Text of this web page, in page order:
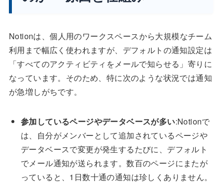
Notionは、個人用のワークスペースから大規模なチーム
利用まで幅広く使われますが、デフォルトの通知設定は
「すべてのアクティビティをメールで知らせる」寄りに
なっています。そのため、特に次のような状況では通知
が急増しがちです。
参加しているページやデータベースが多い:Notionで
は、自分がメンバーとして追加されているページや
データベースで変更が発生するたびに、デフォルト
でメール通知が送られます。数百のページにまたが
っていると、1日数十通の通知は珍しくありません。